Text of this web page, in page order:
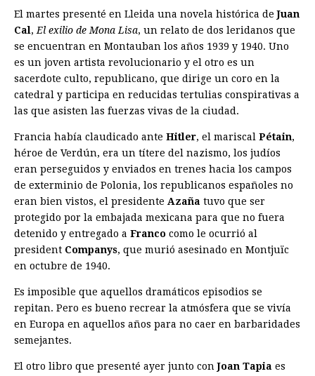
El martes presenté en Lleida una novela histórica deJuan
Cal, El exilio de Mona Lisa, un relato de dos leridanos que
se encuentran en Montauban los años 1939 y 1940. Uno
es un joven artista revolucionario y el otro es un
sacerdote culto, republicano, que dirige un coro en la
catedral y participa en reducidas tertulias conspirativas a
las que asisten las fuerzas vivas de la ciudad.
Francia había claudicado ante Hitler, el mariscal Pétain,
héroe de Verdún, era un títere del nazismo, los judíos
eran perseguidos y enviados en trenes hacia los campos
de exterminio de Polonia, los republicanos españoles no
eran bien vistos, el presidente Azaña tuvo que ser
protegido por la embajada mexicana para que no fuera
detenido y entregado a Franco como le ocurrió al
president Companys, que murió asesinado en Montjuïc
en octubre de 1940.
Es imposible que aquellos dramáticos episodios se
repitan. Pero es bueno recrear la atmósfera que se vivía
en Europa en aquellos años para no caer en barbaridades
semejantes.
El otro libro que presenté ayer junto conJoan Tapia es